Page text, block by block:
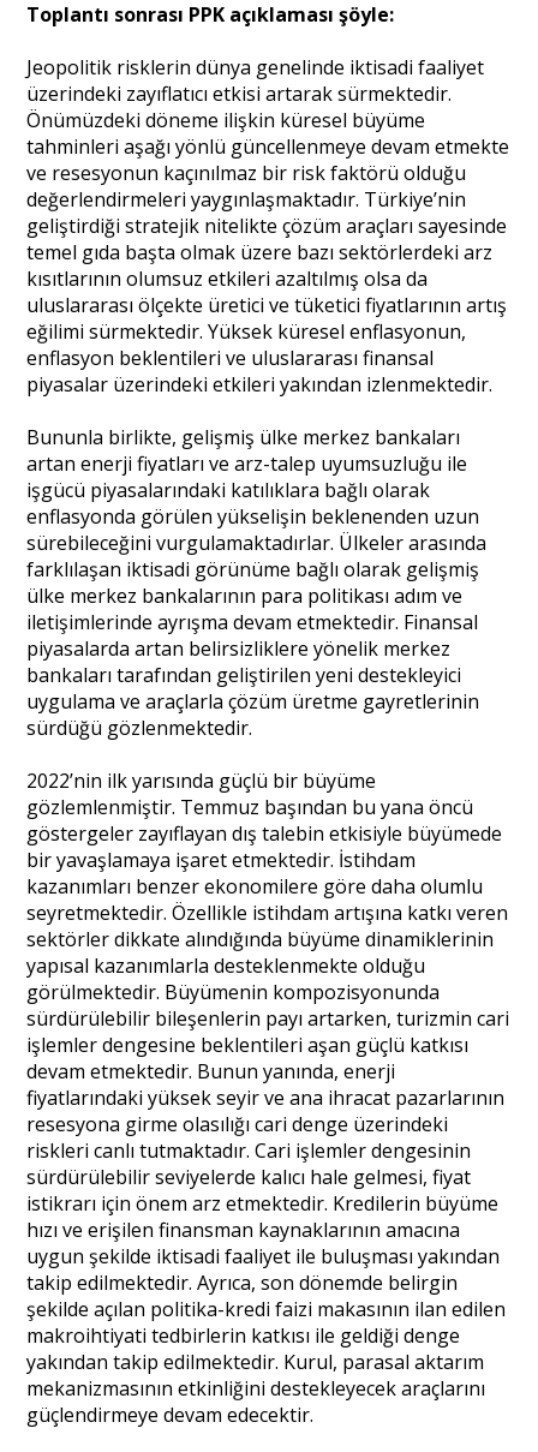
Dünya
Yorum - Analiz
Söyleşi
Yazı Dizisi
Portre
Yazarlar
Eğitim
Dosya Haber
Ankara Analiz
Sağlık
Toplantı sonrası PPK açıklaması şöyle:
Jeopolitik risklerin dünya genelinde iktisadi faaliyet
üzerindeki zayıflatıcı etkisi artarak sürmektedir.
Önümüzdeki döneme ilişkin küresel büyüme
tahminleri aşağı yönlü güncellenmeye devam etmekte
ve resesyonun kaçınılmaz bir risk faktörü olduğu
değerlendirmeleri yaygınlaşmaktadır. Türkiye’nin
geliştirdiği stratejik nitelikte çözüm araçları sayesinde
temel gıda başta olmak üzere bazı sektörlerdeki arz
kısıtlarının olumsuz etkileri azaltılmış olsa da
uluslararası ölçekte üretici ve tüketici fiyatlarının artış
eğilimi sürmektedir. Yüksek küresel enflasyonun,
enflasyon beklentileri ve uluslararası finansal
piyasalar üzerindeki etkileri yakından izlenmektedir.
Bununla birlikte, gelişmiş ülke merkez bankaları
artan enerji fiyatları ve arz-talep uyumsuzluğu ile
işgücü piyasalarındaki katılıklara bağlı olarak
enflasyonda görülen yükselişin beklenenden uzun
sürebileceğini vurgulamaktadırlar. Ülkeler arasında
farklılaşan iktisadi görünüme bağlı olarak gelişmiş
ülke merkez bankalarının para politikası adım ve
iletişimlerinde ayrışma devam etmektedir. Finansal
piyasalarda artan belirsizliklere yönelik merkez
bankaları tarafından geliştirilen yeni destekleyici
uygulama ve araçlarla çözüm üretme gayretlerinin
sürdüğü gözlenmektedir.
2022’nin ilk yarısında güçlü bir büyüme
gözlemlenmiştir. Temmuz başından bu yana öncü
göstergeler zayıflayan dış talebin etkisiyle büyümede
bir yavaşlamaya işaret etmektedir. İstihdam
kazanımları benzer ekonomilere göre daha olumlu
seyretmektedir. Özellikle istihdam artışına katkı veren
sektörler dikkate alındığında büyüme dinamiklerinin
yapısal kazanımlarla desteklenmekte olduğu
görülmektedir. Büyümenin kompozisyonunda
sürdürülebilir bileşenlerin payı artarken, turizmin cari
işlemler dengesine beklentileri aşan güçlü katkısı
devam etmektedir. Bunun yanında, enerji
fiyatlarındaki yüksek seyir ve ana ihracat pazarlarının
resesyona girme olasılığı cari denge üzerindeki
riskleri canlı tutmaktadır. Cari işlemler dengesinin
sürdürülebilir seviyelerde kalıcı hale gelmesi, fiyat
istikrarı için önem arz etmektedir. Kredilerin büyüme
hızı ve erişilen finansman kaynaklarının amacına
uygun şekilde iktisadi faaliyet ile buluşması yakından
takip edilmektedir. Ayrıca, son dönemde belirgin
şekilde açılan politika-kredi faizi makasının ilan edilen
makroihtiyati tedbirlerin katkısı ile geldiği denge
yakından takip edilmektedir. Kurul, parasal aktarım
mekanizmasının etkinliğini destekleyecek araçlarını
güçlendirmeye devam edecektir.